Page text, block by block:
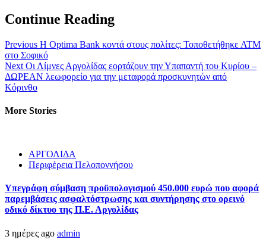
Continue Reading
Previous Η Optima Bank κοντά στους πολίτες: Τοποθετήθηκε ΑΤΜ
στο Σοφικό
Next Οι Λίμνες Αργολίδας εορτάζουν την Υπαπαντή του Κυρίου –
ΔΩΡΕΑΝ λεωφορείο για την μεταφορά προσκυνητών από
Κόρινθο
More Stories
ΑΡΓΟΛΙΔΑ
Περιφέρεια Πελοποννήσου
Υπεγράφη σύμβαση προϋπολογισμού 450.000 ευρώ που αφορά
παρεμβάσεις ασφαλτόστρωσης και συντήρησης στο ορεινό
οδικό δίκτυο της Π.Ε. Αργολίδας
3 ημέρες ago admin